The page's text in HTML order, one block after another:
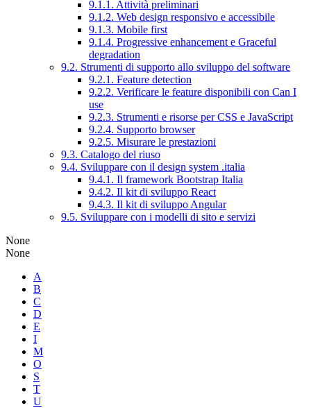
9.1.1. Attività preliminari
9.1.2. Web design responsivo e accessibile
9.1.3. Mobile first
9.1.4. Progressive enhancement e Graceful
degradation
9.2. Strumenti di supporto allo sviluppo del software
9.2.1. Feature detection
9.2.2. Verificare le feature disponibili con Can I
use
9.2.3. Strumenti e risorse per CSS e JavaScript
9.2.4. Supporto browser
9.2.5. Misurare le prestazioni
9.3. Catalogo del riuso
9.4. Sviluppare con il design system .italia
9.4.1. Il framework Bootstrap Italia
9.4.2. Il kit di sviluppo React
9.4.3. Il kit di sviluppo Angular
9.5. Sviluppare con i modelli di sito e servizi
None
None
A
B
C
D
E
I
M
O
S
T
U